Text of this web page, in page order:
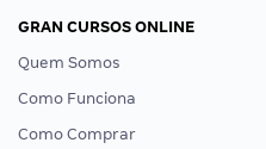
GRAN CURSOS ONLINE
Quem Somos
Como Funciona
Como Comprar